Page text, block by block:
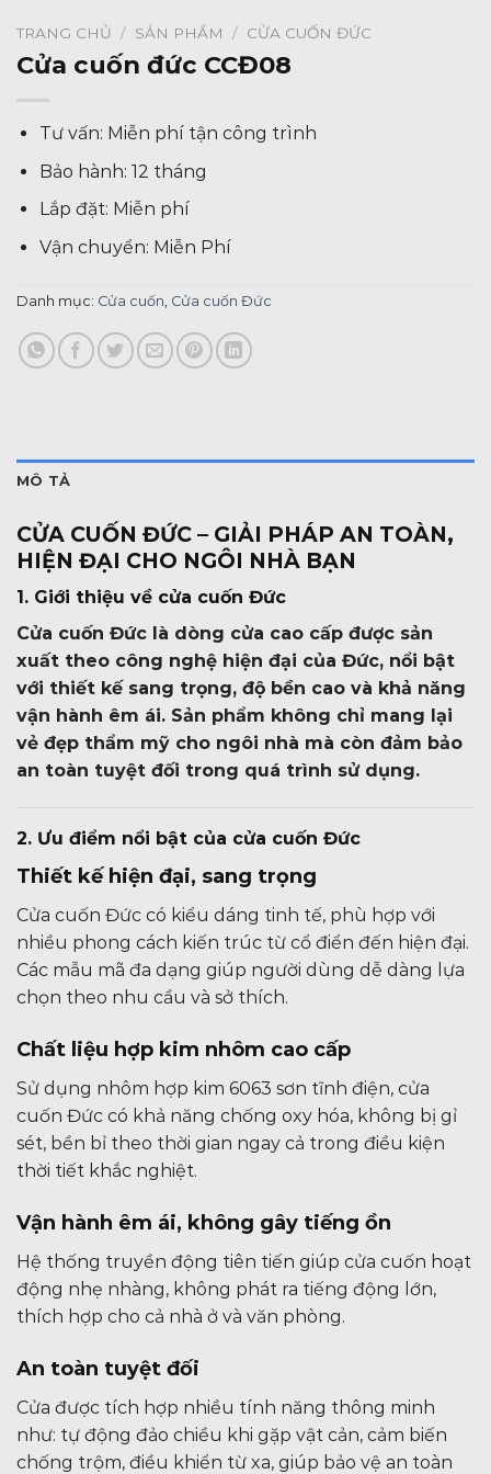
TRANG CHỦ / SẢN PHẨM / CỬA CUỐN ĐỨC
Cửa cuốn đức CCĐ08
Tư vấn: Miễn phí tận công trình
Bảo hành: 12 tháng
Lắp đặt: Miễn phí
Vận chuyển: Miễn Phí
Danh mục: Cửa cuốn Cửa cuốn Đức
MÔ TẢ
CỬA CUỐN ĐỨC – GIẢI PHÁP AN TOÀN,
HIỆN ĐẠI CHO NGÔI NHÀ BẠN
1. Giới thiệu về cửa cuốn Đức
Cửa cuốn Đức là dòng cửa cao cấp được sản
xuất theo công nghệ hiện đại của Đức, nổi bật
với thiết kế sang trọng, độ bền cao và khả năng
vận hành êm ái. Sản phẩm không chỉ mang lại
vẻ đẹp thẩm mỹ cho ngôi nhà mà còn đảm bảo
an toàn tuyệt đối trong quá trình sử dụng.
2. Ưu điểm nổi bật của cửa cuốn Đức
Thiết kế hiện đại, sang trọng
Cửa cuốn Đức có kiểu dáng tinh tế, phù hợp với
nhiều phong cách kiến trúc từ cổ điển đến hiện đại.
Các mẫu mã đa dạng giúp người dùng dễ dàng lựa
chọn theo nhu cầu và sở thích.
Chất liệu hợp kim nhôm cao cấp
Sử dụng nhôm hợp kim 6063 sơn tĩnh điện, cửa
cuốn Đức có khả năng chống oxy hóa, không bị gỉ
sét, bền bỉ theo thời gian ngay cả trong điều kiện
thời tiết khắc nghiệt.
Vận hành êm ái, không gây tiếng ồn
Hệ thống truyền động tiên tiến giúp cửa cuốn hoạt
động nhẹ nhàng, không phát ra tiếng động lớn,
thích hợp cho cả nhà ở và văn phòng.
An toàn tuyệt đối
Cửa được tích hợp nhiều tính năng thông minh
như: tự động đảo chiều khi gặp vật cản, cảm biến
chống trộm, điều khiển từ xa, giúp bảo vệ an toàn